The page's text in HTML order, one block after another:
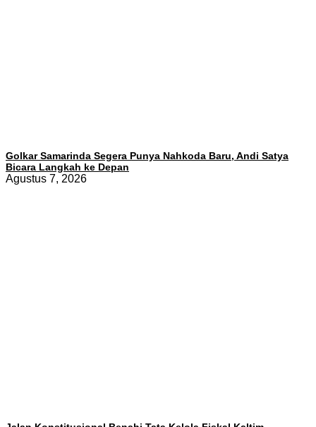
Golkar Samarinda Segera Punya Nahkoda Baru, Andi Satya
Bicara Langkah ke Depan
Agustus 7, 2026